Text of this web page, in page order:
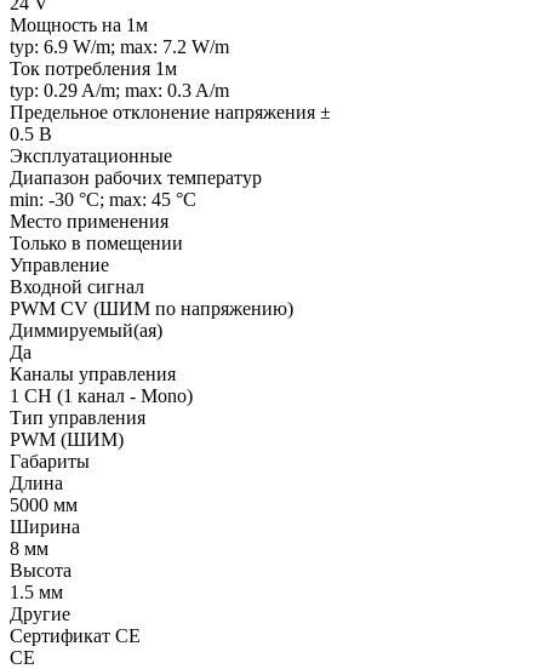
Мощность на 1м
typ: 6.9 W/m; max: 7.2 W/m
Ток потребления 1м
typ: 0.29 A/m; max: 0.3 A/m
Предельное отклонение напряжения ±
0.5 В
Эксплуатационные
Диапазон рабочих температур
min: -30 °C; max: 45 °C
Место применения
Только в помещении
Управление
Входной сигнал
PWM СV (ШИМ по напряжению)
Диммируемый(ая)
Да
Каналы управления
1 CH (1 канал - Mono)
Тип управления
PWM (ШИМ)
Габариты
Длина
5000 мм
Ширина
8 мм
Высота
1.5 мм
Другие
Сертификат CE
CE